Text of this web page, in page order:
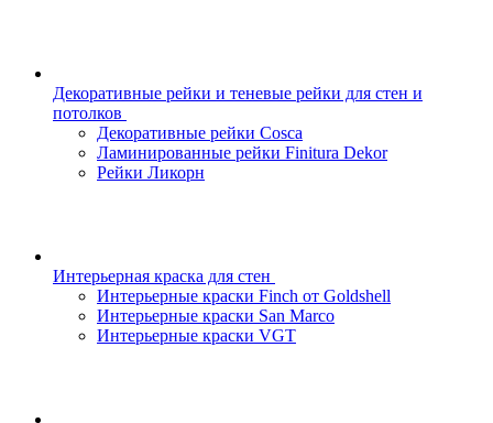
Декоративные рейки и теневые рейки для стен и
потолков
Декоративные рейки Cosca
Ламинированные рейки Finitura Dekor
Рейки Ликорн
Интерьерная краска для стен
Интерьерные краски Finch от Goldshell
Интерьерные краски San Marco
Интерьерные краски VGT